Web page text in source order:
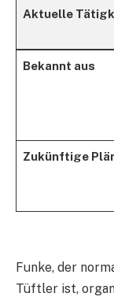
Aktuelle
Bekannt aus
Zukünftige
Funke, der
Tüftler ist,